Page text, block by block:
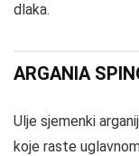
dlaka.
ARGANIA
Ulje sjemenki
koje raste